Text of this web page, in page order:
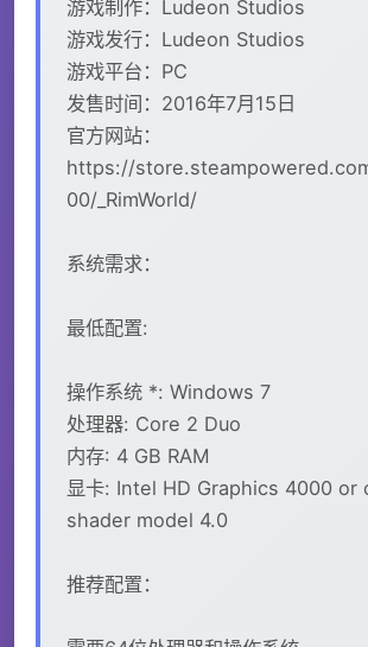
游戏制作：Ludeon Studios
游戏发行：Ludeon Studios
游戏平台：PC
发售时间：2016年7月15日
官方网站：
https://
00/_RimWorld/
系统需求：
最低配置:
操作系统 *: Windows 7
处理器: Core 2 Duo
内存: 4 GB RAM
显卡: Intel HD Graphics 4000 or
shader model 4.0
推荐配置：